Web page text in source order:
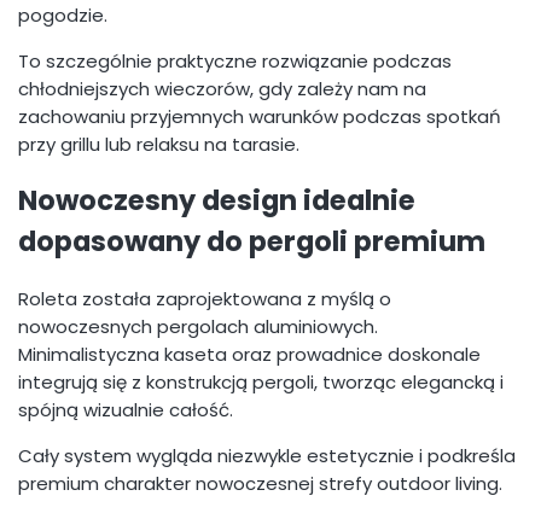
pogodzie.
To szczególnie praktyczne rozwiązanie podczas
chłodniejszych wieczorów, gdy zależy nam na
zachowaniu przyjemnych warunków podczas spotkań
przy grillu lub relaksu na tarasie.
Nowoczesny design idealnie
dopasowany do pergoli premium
Roleta została zaprojektowana z myślą o
nowoczesnych pergolach aluminiowych.
Minimalistyczna kaseta oraz prowadnice doskonale
integrują się z konstrukcją pergoli, tworząc elegancką i
spójną wizualnie całość.
Cały system wygląda niezwykle estetycznie i podkreśla
premium charakter nowoczesnej strefy outdoor living.